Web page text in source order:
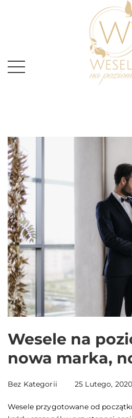
Wesele na
nowa marka,
Bez Kategorii 25 Lutego, 2020
Wesele przygotowane od